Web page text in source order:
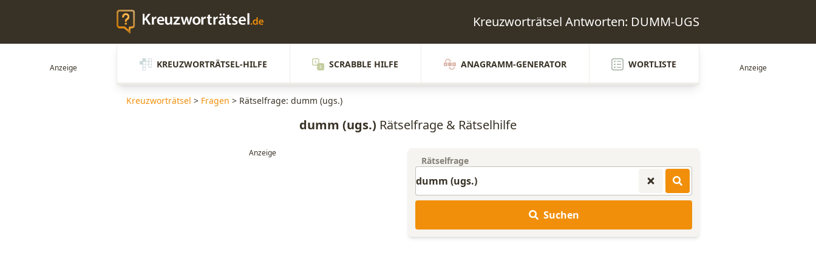
Kreuzworträtsel Antworten: DUMM-UGS
KREUZWORTRÄTSEL-HILFE SCRABBLE HILFE ANAGRAMM-GENERATOR WORTLISTE
Kreuzworträtsel > Fragen > Rätselfrage: dumm (ugs.)
dumm (ugs.) Rätselfrage & Rätselhilfe
Rätselfrage
Suchen